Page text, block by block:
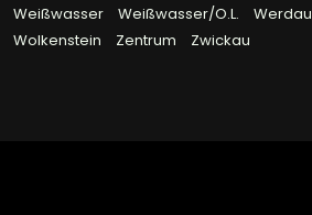
Weißwasser
Weißwasser/O.L. Werdau
Wolkenstein
Zentrum Zwickau